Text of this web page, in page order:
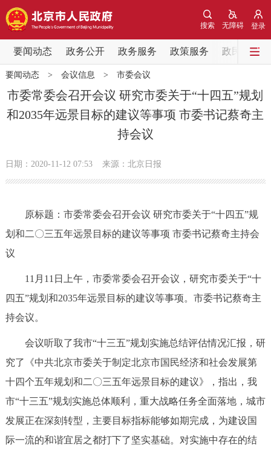
登录
无障碍
搜索
要闻动态 政务公开 政务服务 政策服务 政民互动
要闻动态
党中央精神 国务院信息
北京要闻 会议信息 部门动态
政务公开
市领导 机构职能 政策服务
专题公开
政务服务
个人服务 法人服务 部门服务
便民服务 利企服务 投资项目
中介服务 阳光政务
要闻动态> 会议信息 > 市委会议
市委常委会召开会议 研究市委关于“十四五”规划
和2035年远景目标的建议等事项 市委书记蔡奇主
持会议
日期：2020-11-12 07:53 来源：北京日报
原标题：市委常委会召开会议 研究市委关于“十四五”规
划和二〇三五年远景目标的建议等事项 市委书记蔡奇主持会
议
11月11日上午，市委常委会召开会议，研究市委关于“十
四五”规划和2035年远景目标的建议等事项。市委书记蔡奇主
持会议。
会议听取了我市“十三五”规划实施总结评估情况汇报，研
究了《中共北京市委关于制定北京市国民经济和社会发展第
十四个五年规划和二〇三五年远景目标的建议》，指出，我
市“十三五”规划实施总体顺利，重大战略任务全面落地，城市
发展正在深刻转型，主要目标指标能够如期完成，为建设国
际一流的和谐宜居之都打下了坚实基础。对实施中存在的结